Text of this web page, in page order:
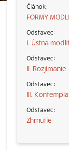
FORMY
I. Ústna
II. Rozjímanie
III.
Zhrnutie